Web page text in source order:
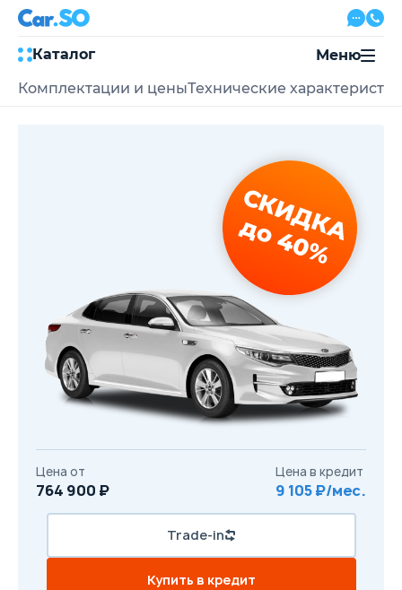
Каталог
8 800 500-03-23
с 08:00 по 20:00, без выходных
Привольная улица, 2, к5
Перезвоните мне
Меню
Комплектации и ценыТехнические
СКИДКА
до 40%
Цена от
764 900 ₽
Цена в кредит
9 105 ₽/мес.
Trade-in
Купить в кредит